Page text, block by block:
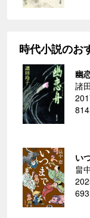
時代小説のお
幽
諸
814
い
畠
693